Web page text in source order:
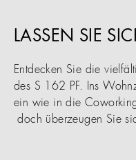
LASSEN SIE
Entdecken Sie die
des S 162 PF. Ins
ein wie in die
doch überzeugen Sie